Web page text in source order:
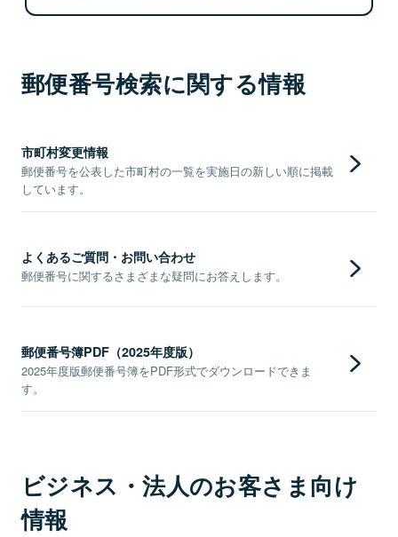
郵便番号検索に関する情報
市町村変更情報
郵便番号を公表した市町村の一覧を実施日の新しい順に掲載
しています。
よくあるご質問・お問い合わせ
郵便番号に関するさまざまな疑問にお答えします。
郵便番号簿PDF（2025年度版）
2025年度版郵便番号簿をPDF形式でダウンロードできま
す。
ビジネス・法人のお客さま向け
情報